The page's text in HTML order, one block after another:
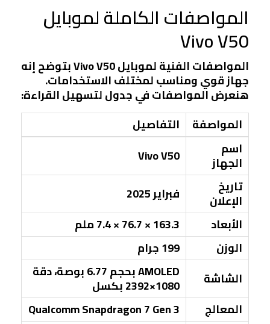
المواصفات الكاملة لموبايل
Vivo V50
المواصفات الفنية لموبايل Vivo V50 بتوضح إنه
جهاز قوي ومناسب لمختلف الاستخدامات.
هنعرض المواصفات في جدول لتسهيل القراءة:
المواصفة
التفاصيل
اسم
الجهاز
Vivo V50
تاريخ
الإعلان
فبراير 2025
الأبعاد
163.3 × 76.7 × 7.4 ملم
الوزن
199 جرام
الشاشة
AMOLED بحجم 6.77 بوصة، دقة
1080×2392 بكسل
المعالج
Qualcomm Snapdragon 7 Gen 3